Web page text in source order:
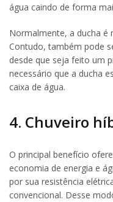
água caindo de forma
Normalmente, a ducha é
Contudo, também pode
desde que seja feito um
necessário que a ducha
caixa de água.
4. Chuveiro
O principal benefício
economia de energia e
por sua resistência
convencional. Desse